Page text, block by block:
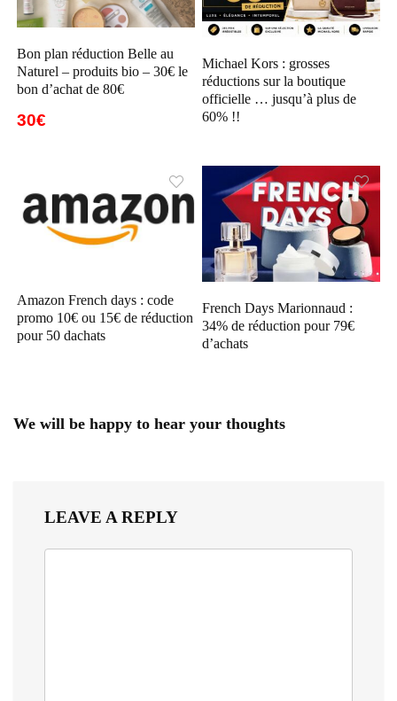
Bon plan réduction Belle au
Naturel – produits bio – 30€ le
bon d’achat de 80€
30€
Michael Kors : grosses
réductions sur la boutique
officielle … jusqu’à plus de
60% !!
Amazon French days : code
promo 10€ ou 15€ de réduction
pour 50 dachats
French Days Marionnaud :
34% de réduction pour 79€
d’achats
We will be happy to hear your thoughts
LEAVE A REPLY